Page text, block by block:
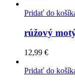
Pridať do
rúžový
12,99 €
Pridať do